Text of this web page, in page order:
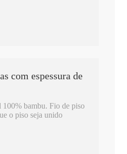
com espessura de
100% bambu. Fio de piso
o piso seja unido
umidade de 10%-12%,
de